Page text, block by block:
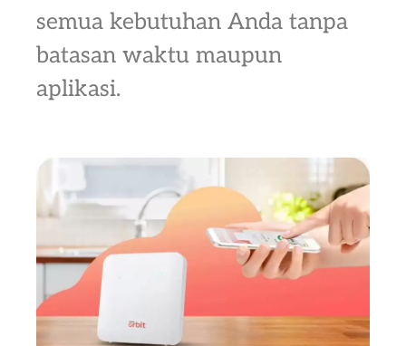
semua kebutuhan Anda tanpa
batasan waktu maupun
aplikasi.